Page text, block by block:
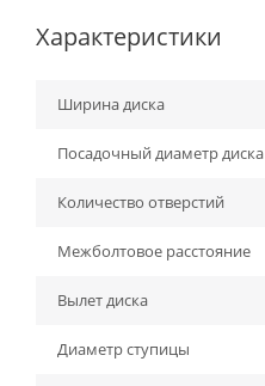
Характеристики
Ширина диска
Посадочный диаметр диска
Количество отверстий
Межболтовое расстояние
Вылет диска
Диаметр ступицы